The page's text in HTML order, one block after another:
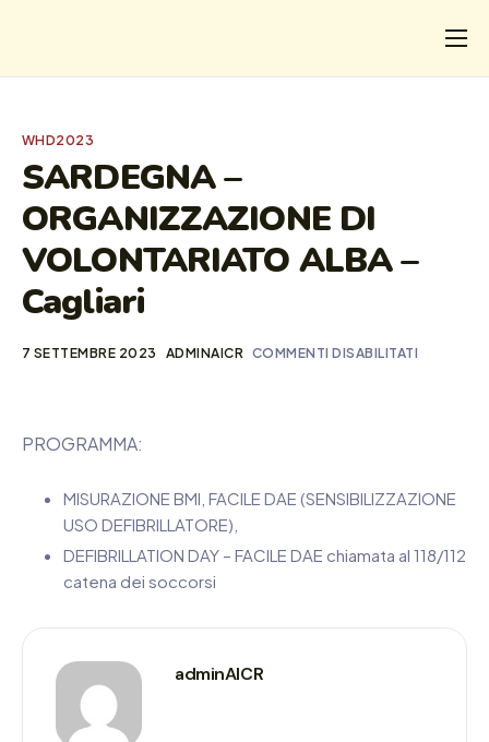
CHI
I SALVATI
FORMAZIONE
PROGETTI
NEWS
WHD2023
SARDEGNA –
ORGANIZZAZIONE DI
VOLONTARIATO ALBA –
Cagliari
7 SETTEMBRE 2023 ADMINAICR COMMENTI DISABILITATI
PROGRAMMA:
MISURAZIONE BMI, FACILE DAE (SENSIBILIZZAZIONE
USO DEFIBRILLATORE),
DEFIBRILLATION DAY – FACILE DAE chiamata al 118/112
catena dei soccorsi
adminAICR